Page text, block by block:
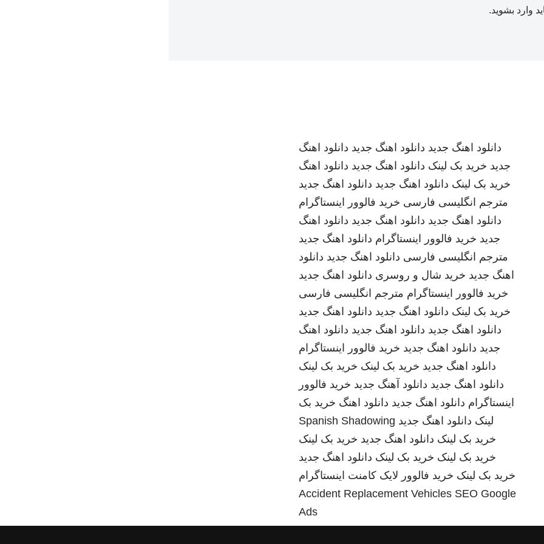
وارد بشوید.
دانلود اهنگ جدید دانلود اهنگ جدید دانلود اهنگ
جدید خرید بک لینک دانلود اهنگ جدید دانلود اهنگ
خرید بک لینک دانلود اهنگ جدید دانلود اهنگ جدید
مترجم انگلیسی فارسی خرید فالوور اینستاگرام
دانلود اهنگ جدید دانلود اهنگ جدید دانلود اهنگ
جدید خرید فالوور اینستاگرام دانلود اهنگ جدید
مترجم انگلیسی فارسی دانلود اهنگ جدید دانلود
اهنگ جدید خرید شال و روسری دانلود اهنگ جدید
خرید فالوور اینستاگرام مترجم انگلیسی فارسی
خرید بک لینک دانلود اهنگ جدید دانلود اهنگ جدید
دانلود اهنگ جدید دانلود اهنگ جدید دانلود اهنگ
جدید دانلود اهنگ جدید خرید فالوور اینستاگرام
دانلود اهنگ جدید خرید بک لینک خرید بک لینک
دانلود اهنگ جدید دانلود آهنگ جدید خرید فالوور
اینستاگرام دانلود اهنگ جدید دانلود اهنگ خرید بک
لینک دانلود اهنگ جدید Spanish Shadowing
خرید بک لینک دانلود اهنگ جدید خرید بک لینک
خرید بک لینک خرید بک لینک دانلود اهنگ جدید
خرید بک لینک خرید فالوور لایک کامنت اینستاگرام
Accident Replacement Vehicles SEO Google
Ads